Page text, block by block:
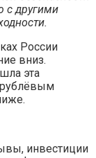
с другими
России
вниз.
эта
рублёвым
инвестиции